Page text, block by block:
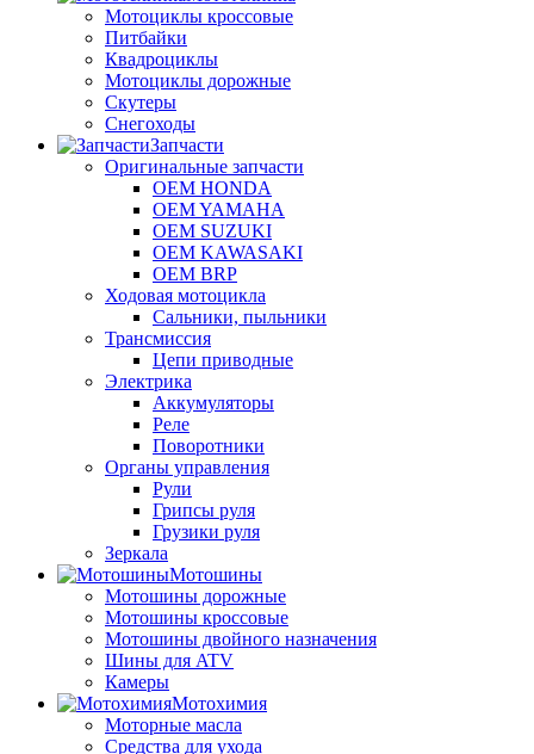
Мотоциклы кроссовые
Питбайки
Квадроциклы
Мотоциклы дорожные
Скутеры
Снегоходы
Запчасти
Оригинальные запчасти
OEM HONDA
OEM YAMAHA
OEM SUZUKI
OEM KAWASAKI
OEM BRP
Ходовая мотоцикла
Сальники, пыльники
Трансмиссия
Цепи приводные
Электрика
Аккумуляторы
Реле
Поворотники
Органы управления
Рули
Грипсы руля
Грузики руля
Зеркала
Мотошины
Мотошины дорожные
Мотошины кроссовые
Мотошины двойного назначения
Шины для ATV
Камеры
Мотохимия
Моторные масла
Средства для ухода